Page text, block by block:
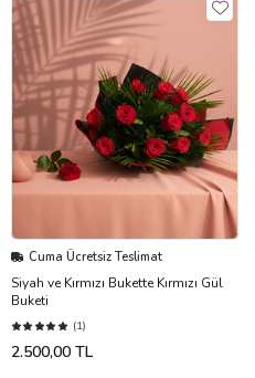
Cuma Ücretsiz Teslimat
Siyah ve Kırmızı Bukette Kırmızı Gül
Buketi
(1)
2.500,00 TL